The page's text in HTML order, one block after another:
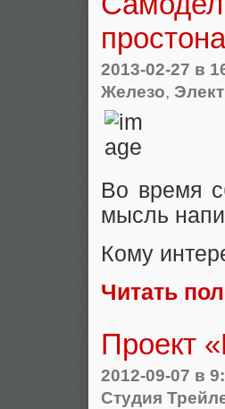
2013-02-27 в
Железо,
Во время
мысль
Кому
Читать
Проект
2012-09-07 в
Студия